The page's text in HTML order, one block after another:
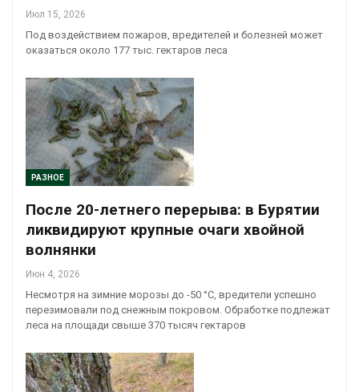
Июл 15, 2026
Под воздействием пожаров, вредителей и болезней может
оказаться около 177 тыс. гектаров леса
РАЗНОЕ
После 20-летнего перерыва: в Бурятии
ликвидируют крупные очаги хвойной
волнянки
Июн 4, 2026
Несмотря на зимние морозы до -50 °C, вредители успешно
перезимовали под снежным покровом. Обработке подлежат
леса на площади свыше 370 тысяч гектаров